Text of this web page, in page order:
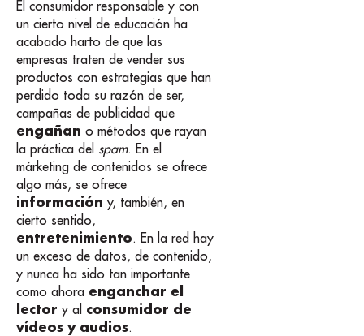
El consumidor responsable y con
un cierto nivel de educación ha
acabado harto de que las
empresas traten de vender sus
productos con estrategias que han
perdido toda su razón de ser,
campañas de publicidad que
engañan o métodos que rayan
la práctica del spam. En el
márketing de contenidos se ofrece
algo más, se ofrece
información y, también, en
cierto sentido,
entretenimiento. En la red hay
un exceso de datos, de contenido,
y nunca ha sido tan importante
como ahora enganchar el
lector y al consumidor de
vídeos y audios.